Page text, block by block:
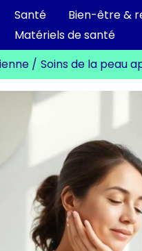
Santé Bien-être &
Matériels de santé
Soins de la peau